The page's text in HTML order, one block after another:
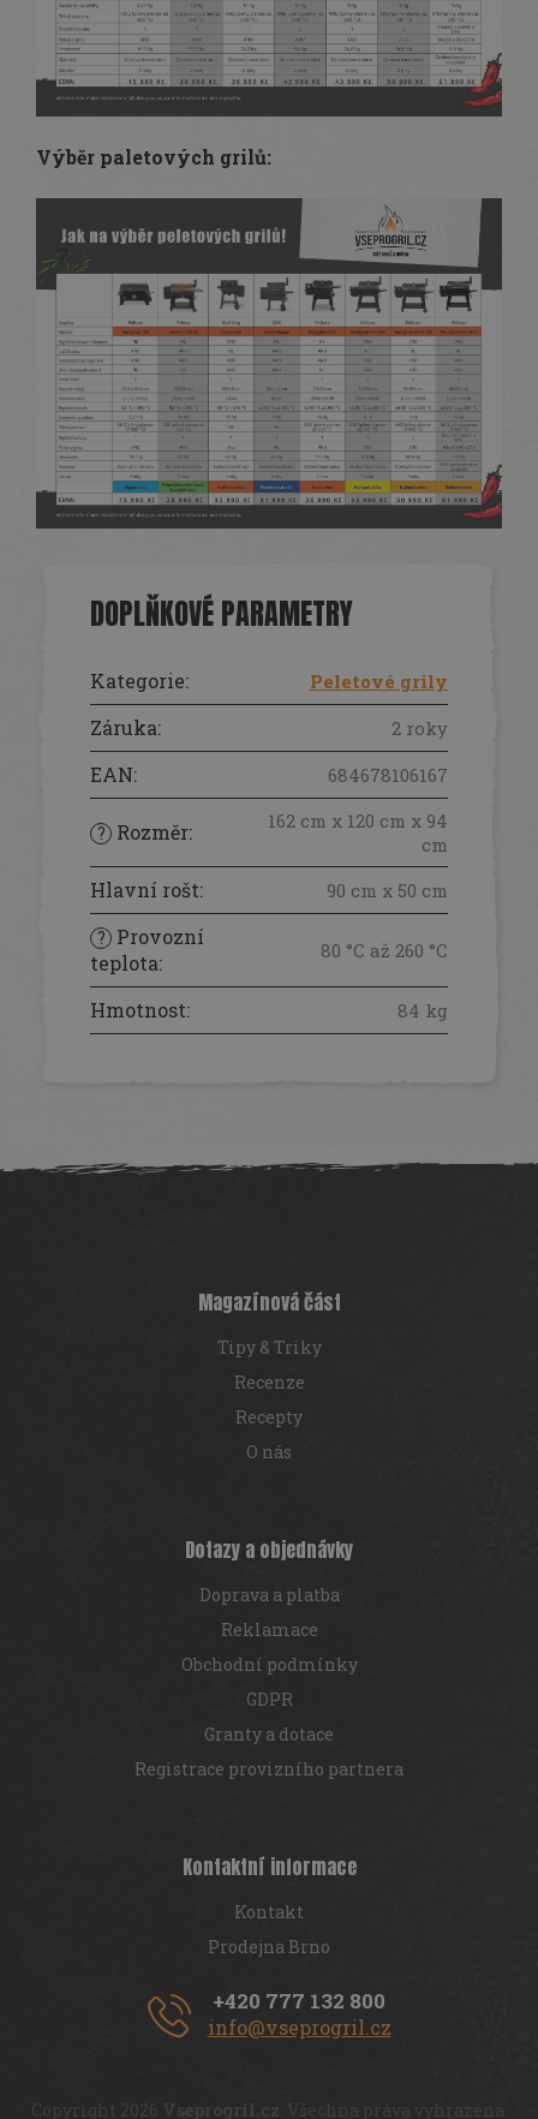
Výběr paletových grilů:
DOPLŇKOVÉ PARAMETRY
Kategorie: Peletové grily
Záruka: 2 roky
EAN: 684678106167
? Rozměr:
162 cm x 120 cm x 94
cm
Hlavní rošt: 90 cm x 50 cm
? Provozní
teplota: 80 °C až 260 °C
Hmotnost: 84 kg
á
Magazínová část
Tipy & Triky
Recenze
Recepty
O nás
Dotazy a objednávky
Doprava a platba
Reklamace
Obchodní podmínky
GDPR
Granty a dotace
Registrace provizního partnera
Kontaktní informace
Kontakt
Prodejna Brno
+420 777 132 800
info@vseprogril.cz
Copyright 2026 Vseprogril.cz . Všechna práva vyhrazena.